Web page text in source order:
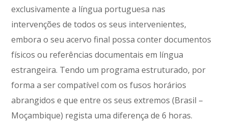
exclusivamente a língua portuguesa nas
intervenções de todos os seus intervenientes,
embora o seu acervo final possa conter documentos
físicos ou referências documentais em língua
estrangeira. Tendo um programa estruturado, por
forma a ser compatível com os fusos horários
abrangidos e que entre os seus extremos (Brasil –
Moçambique) regista uma diferença de 6 horas.